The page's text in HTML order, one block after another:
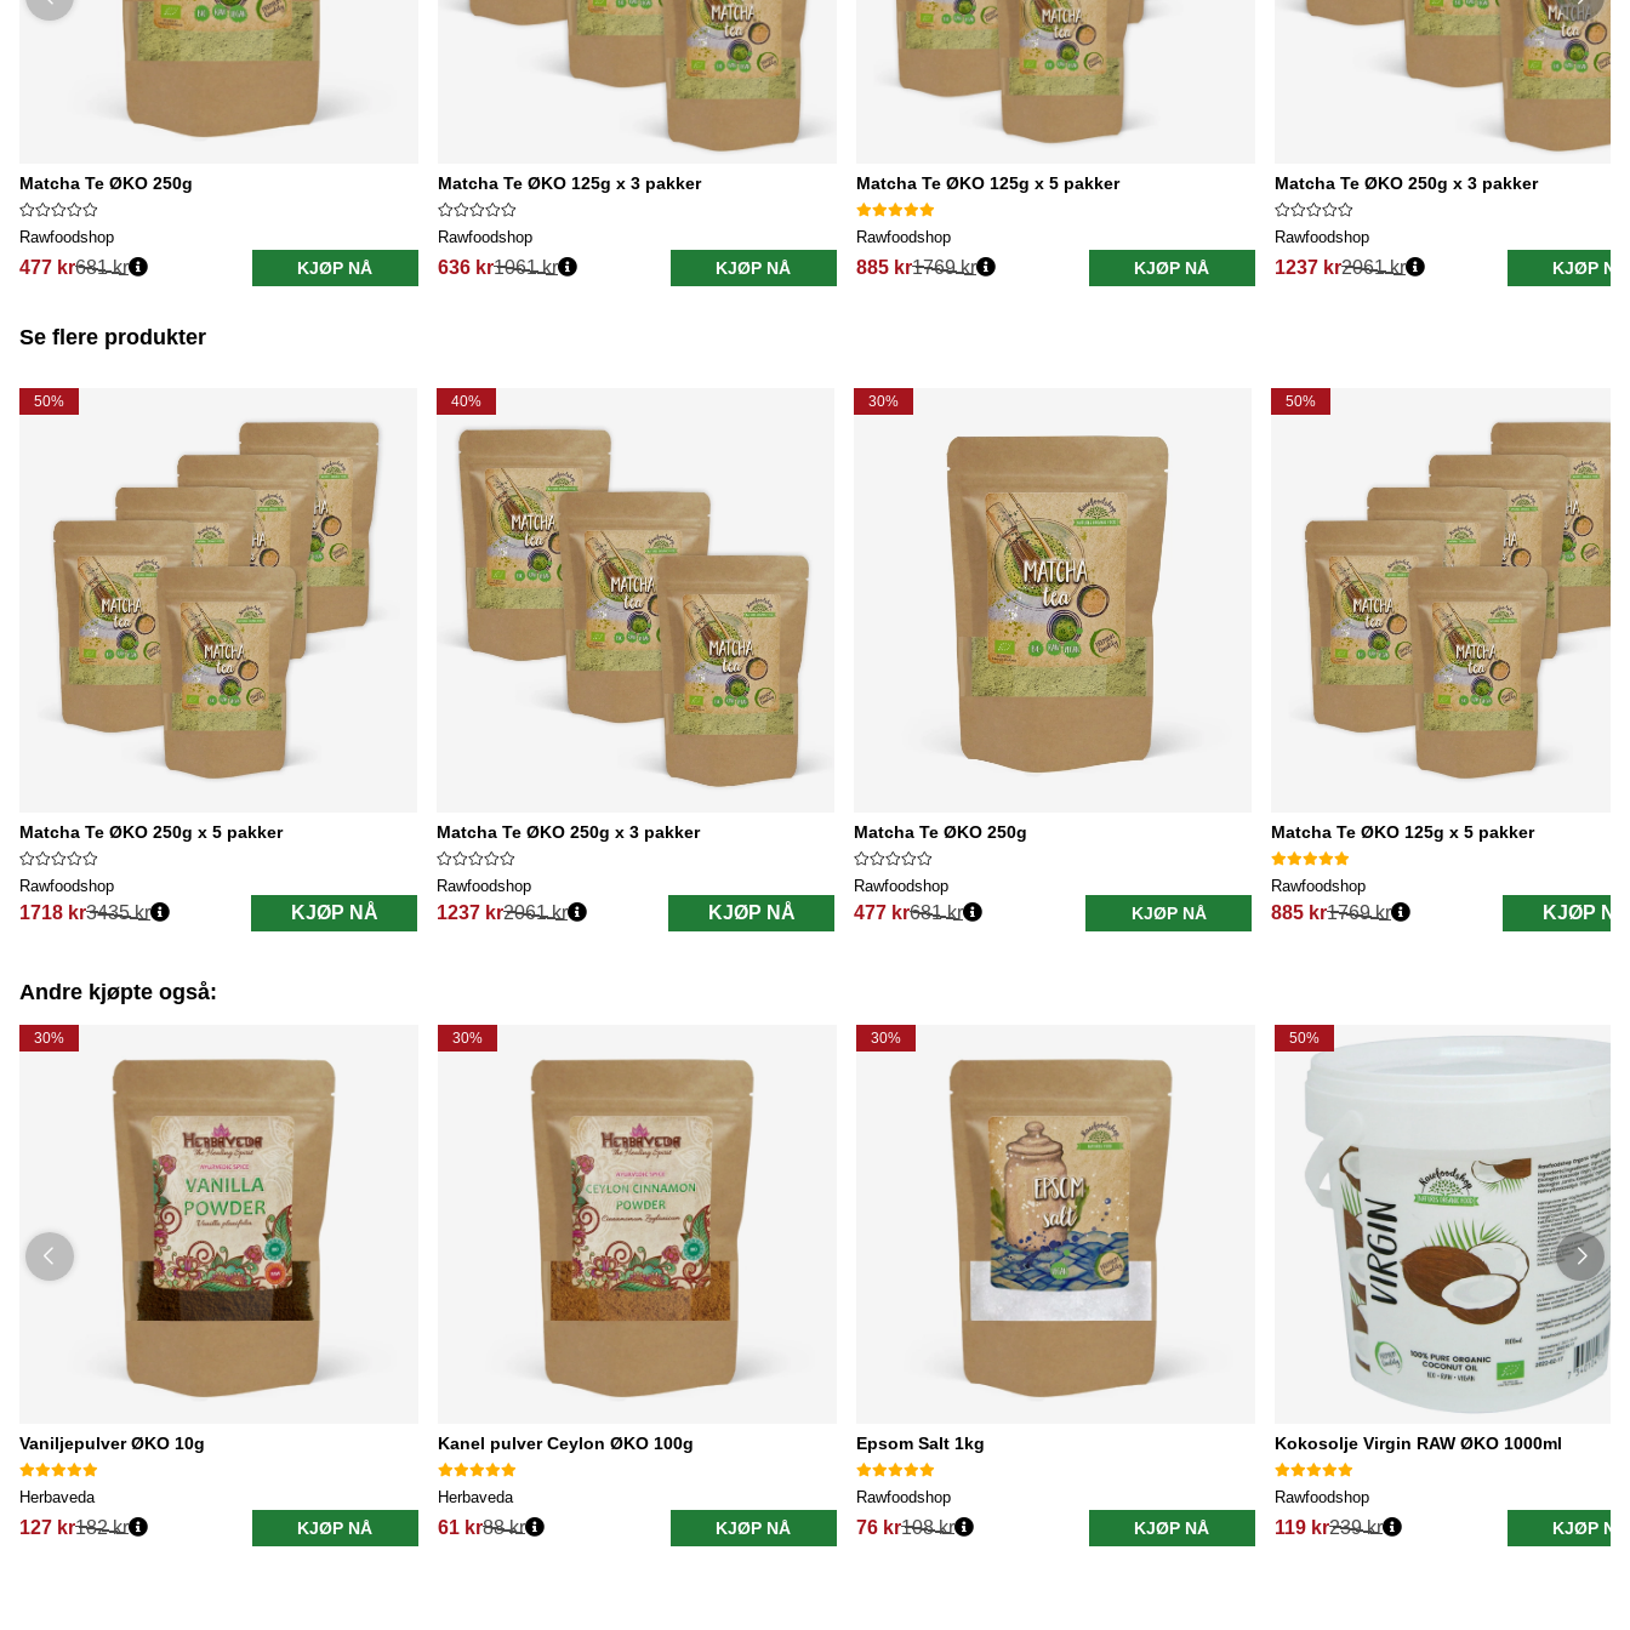
Matcha Te ØKO 250g
Rawfoodshop
477 kr681 kr KJØP NÅ
Matcha Te ØKO 125g x 3 pakker
Rawfoodshop
636 kr1061 kr KJØP NÅ
Matcha Te ØKO 125g x 5 pakker
Rawfoodshop
885 kr1769 kr KJØP NÅ
Matcha Te ØKO 250g x 3 pakker
Rawfoodshop
1237 kr2061 kr KJØP NÅ
Se flere produkter
50%
Matcha Te ØKO 250g x 5 pakker
Rawfoodshop
1718 kr
Vanlig pris:3435 kr KJØP NÅ
40%
Matcha Te ØKO 250g x 3 pakker
Rawfoodshop
1237 kr
Vanlig pris:2061 kr KJØP NÅ
30%
Matcha Te ØKO 250g
Rawfoodshop
477 kr
Vanlig pris:
681 kr KJØP NÅ
50%
Matcha Te ØKO 125g x 5 pakker
Rawfoodshop
885 kr
Vanlig pris:
1769 kr KJØP NÅ
Andre kjøpte også:
30%
Vaniljepulver ØKO 10g
Herbaveda
127 kr182 kr KJØP NÅ
30%
Kanel pulver Ceylon ØKO 100g
Herbaveda
61 kr88 kr KJØP NÅ
30%
Epsom Salt 1kg
Rawfoodshop
76 kr108 kr KJØP NÅ
50%
Kokosolje Virgin RAW ØKO 1000ml
Rawfoodshop
119 kr239 kr KJØP NÅ